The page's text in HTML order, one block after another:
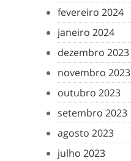
fevereiro 2024
janeiro 2024
dezembro 2023
novembro 2023
outubro 2023
setembro 2023
agosto 2023
julho 2023